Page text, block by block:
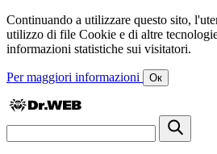
Continuando a utilizzare questo sito,
utilizzo di file Cookie e di altre
informazioni statistiche sui visitatori.
Per maggiori informazioni Ок